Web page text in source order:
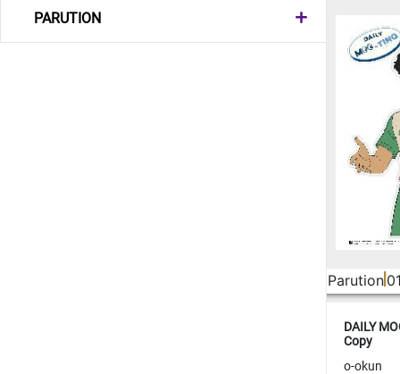
PARUTION
Parution
DAILY
Copy
o-okun